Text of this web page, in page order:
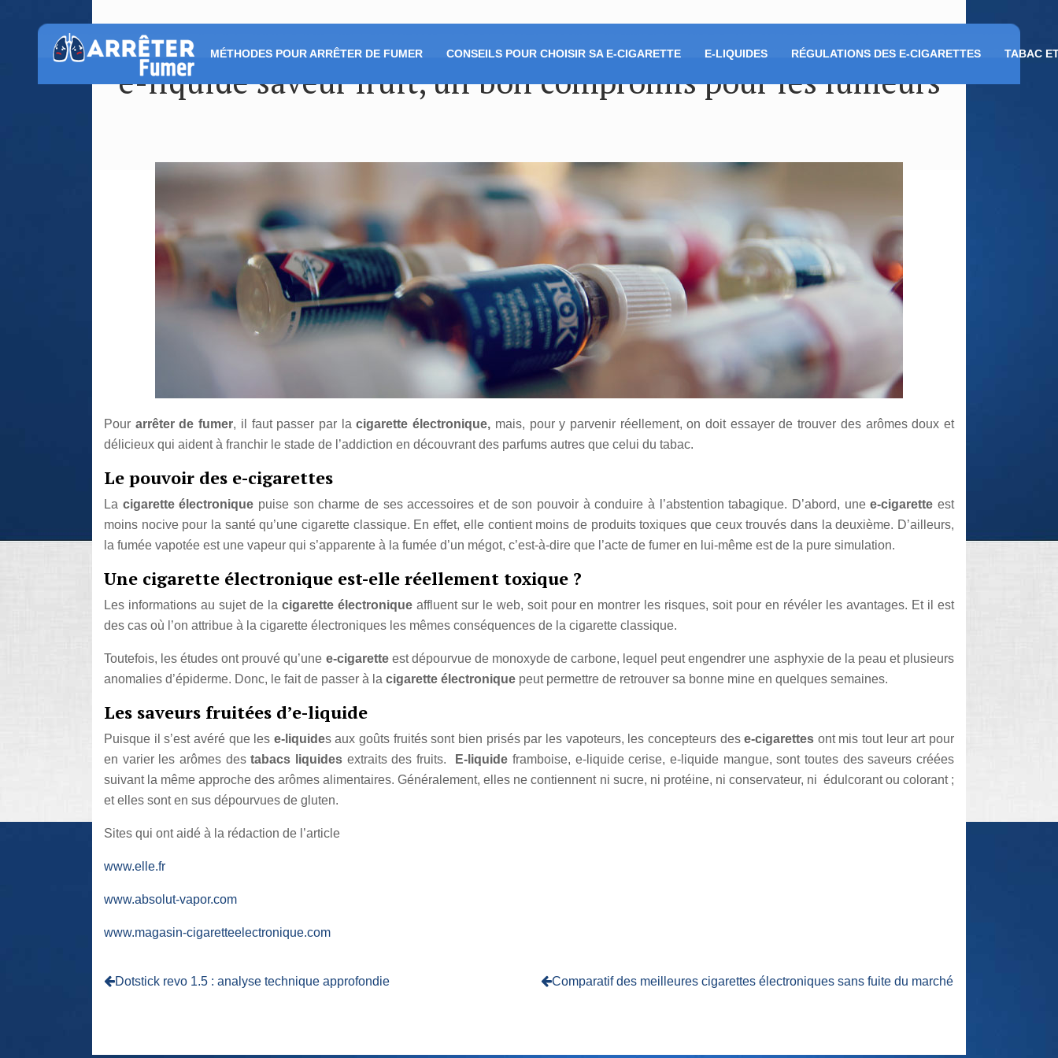
MÉTHODES POUR ARRÊTER DE FUMER CONSEILS POUR CHOISIR SA E-CIGARETTE E-LIQUIDES RÉGULATIONS DES E-CIGARETTES TABAC
e-liquide saveur fruit, un bon compromis pour les fumeurs
Pour arrêter de fumer, il faut passer par lacigarette électronique, mais, pour y parvenir réellement, on doit essayer de trouver des arômes doux et
délicieux qui aident à franchir le stade de l’addiction en découvrant des parfums autres que celui du tabac.
Le pouvoir des e-cigarettes
La cigarette électronique puise son charme de ses accessoires et de son pouvoir à conduire à l’abstention tabagique. D’abord, unee-cigarette est
moins nocive pour la santé qu’une cigarette classique. En effet, elle contient moins de produits toxiques que ceux trouvés dans la deuxième. D’ailleurs,
la fumée vapotée est une vapeur qui s’apparente à la fumée d’un mégot, c’est-à-dire que l’acte de fumer en lui-même est de la pure simulation.
Une cigarette électronique est-elle réellement toxique ?
Les informations au sujet de la cigarette électroniqueaffluent sur le web, soit pour en montrer les risques, soit pour en révéler les avantages. Et il est
des cas où l’on attribue à la cigarette électroniques les mêmes conséquences de la cigarette classique.
Toutefois, les études ont prouvé qu’une e-cigaretteest dépourvue de monoxyde de carbone, lequel peut engendrer une asphyxie de la peau et plusieurs
anomalies d’épiderme. Donc, le fait de passer à la cigarette électronique peut permettre de retrouver sa bonne mine en quelques semaines.
Les saveurs fruitées d’e-liquide
Puisque il s’est avéré que les e-liquides aux goûts fruités sont bien prisés par les vapoteurs, les concepteurs dese-cigarettes ont mis tout leur art pour
en varier les arômes destabacs liquides extraits des fruits. E-liquide framboise, e-liquide cerise, e-liquide mangue, sont toutes des saveurs créées
suivant la même approche des arômes alimentaires. Généralement, elles ne contiennent ni sucre, ni protéine, ni conservateur, ni édulcorant ou colorant ;
et elles sont en sus dépourvues de gluten.
Sites qui ont aidé à la rédaction de l’article
www.elle.fr
www.absolut-vapor.com
www.magasin-cigaretteelectronique.com
Dotstick revo 1.5 : analyse technique approfondie Comparatif des meilleures cigarettes électroniques sans fuite du marché